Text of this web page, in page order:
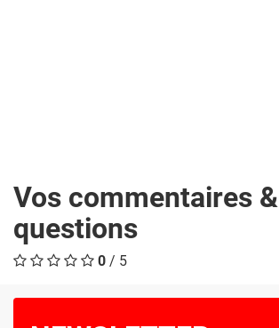
Vos commentaires &
questions
0 / 5